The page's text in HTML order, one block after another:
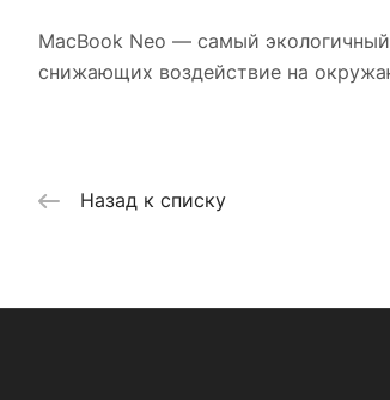
MacBook Neo — самый
снижающих воздействие на
Назад к списку